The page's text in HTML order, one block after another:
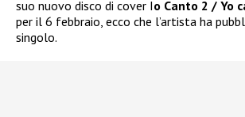
suo nuovo disco di cover Io Canto 2 / Yo
per il 6 febbraio, ecco che l’artista ha
singolo.